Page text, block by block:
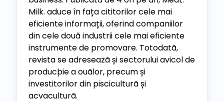
Milk. aduce în fața cititorilor cele mai
eficiente informații, oferind companiilor
din cele două industrii cele mai eficiente
instrumente de promovare. Totodatã,
revista se adreseazã și sectorului avicol de
producþie a ouãlor, precum și
investitorilor din pisciculturã și
acvaculturã.